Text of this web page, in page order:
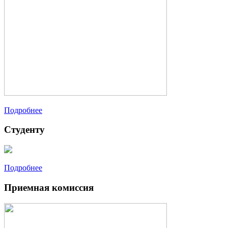
Подробнее
Студенту
Подробнее
Приемная комиссия